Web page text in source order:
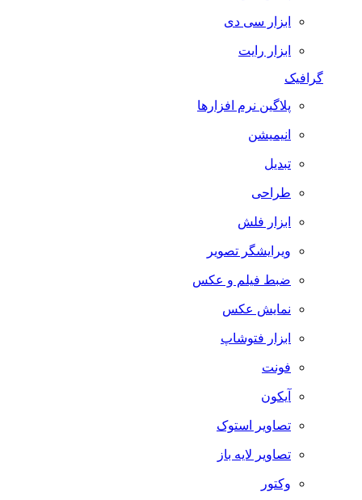
ابزار سی دی
ابزار رایت
گرافیک
پلاگین نرم افزارها
انیمیشن
تبدیل
طراحی
ابزار فلش
ویرایشگر تصویر
ضبط فيلم و عكس
نمایش عکس
ابزار فتوشاپ
فونت
آیکون
تصاویر استوک
تصاویر لایه باز
وکتور